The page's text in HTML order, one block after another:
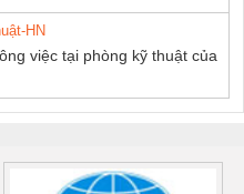
HN
việc tại phòng kỹ thuật của